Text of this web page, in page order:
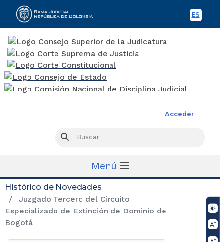
ES
Acceder
Buscar
Menú
Histórico de Novedades
Juzgado Tercero del Circuito
Especializado de Extinción de Dominio de
Bogotá